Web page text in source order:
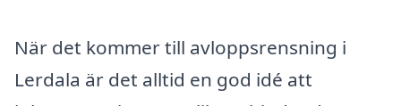
När det kommer till avloppsrensning i
Lerdala är det alltid en god idé att